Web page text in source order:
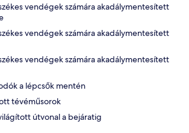
vendégek számára akadálymentesített
vendégek számára akadálymentesített
vendégek számára akadálymentesített
a lépcsők mentén
tévéműsorok
útvonal a bejáratig